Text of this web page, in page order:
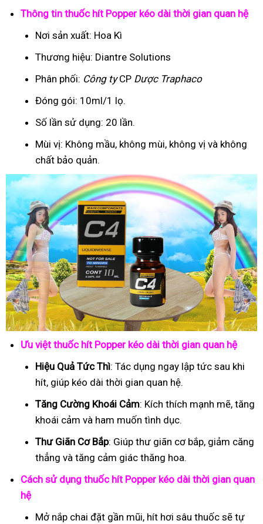
Thông tin thuốc hít Popper kéo dài thời gian quan hệ
Nơi sản xuất: Hoa Kì
Thương hiệu: Diantre Solutions
Phân phối: Công tyCP Dược Traphaco
Đóng gói: 10ml/1 lọ.
Số lần sử dụng: 20 lần.
Mùi vị: Không mầu, không mùi, không vị và không
chất bảo quản.
Ưu việt thuốc hít Popper kéo dài thời gian quan hệ
Hiệu Quả Tức Thì: Tác dụng ngay lập tức sau khi
hít, giúp kéo dài thời gian quan hệ.
Tăng Cường Khoái Cảm: Kích thích mạnh mẽ, tăng
khoái cảm và ham muốn tình dục.
Thư Giãn Cơ Bắp: Giúp thư giãn cơ bắp, giảm căng
thẳng và tăng cảm giác thăng hoa.
Cách sử dụng thuốc hít Popper kéo dài thời gian quan
hệ
Mở nắp chai đặt gần mũi, hít hơi sâu thuốc sẽ tự